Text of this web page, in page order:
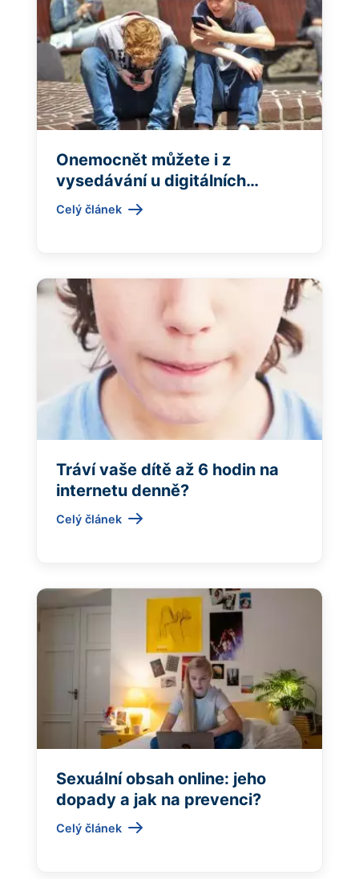
Onemocnět můžete i z
vysedávání u digitálních
zařízení
Celý článek
Tráví vaše dítě až 6 hodin na
internetu denně?
Celý článek
Sexuální obsah online: jeho
dopady a jak na prevenci?
Celý článek